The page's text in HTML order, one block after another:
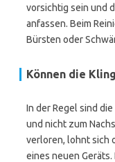
vorsichtig sein und
anfassen. Beim
Bürsten oder
Können die
In der Regel sind
und nicht zum
verloren, lohnt sich
eines neuen